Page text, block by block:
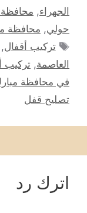
الجهراء, محافظة
حولي, محافظة
الوسوم
تركيب أقفال
العاصمة, تركيب
في محافظة
تصليح قفل
اترك رد